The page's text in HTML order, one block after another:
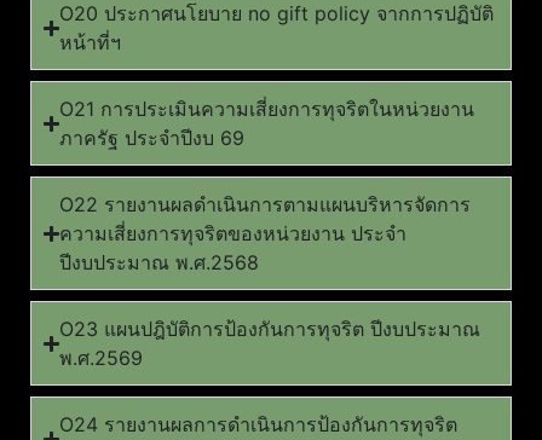
O20 ประกาศนโยบาย no gift policy จากการปฏิบัติ
หน้าที่ฯ
O21 การประเมินความเสี่ยงการทุจริตในหน่วยงาน
ภาครัฐ ประจำปีงบ 69
O22 รายงานผลดำเนินการตามแผนบริหารจัดการ
ความเสี่ยงการทุจริตของหน่วยงาน ประจำ
ปีงบประมาณ พ.ศ.2568
O23 แผนปฎิบัติการป้องกันการทุจริต ปีงบประมาณ
พ.ศ.2569
O24 รายงานผลการดำเนินการป้องกันการทุจริต